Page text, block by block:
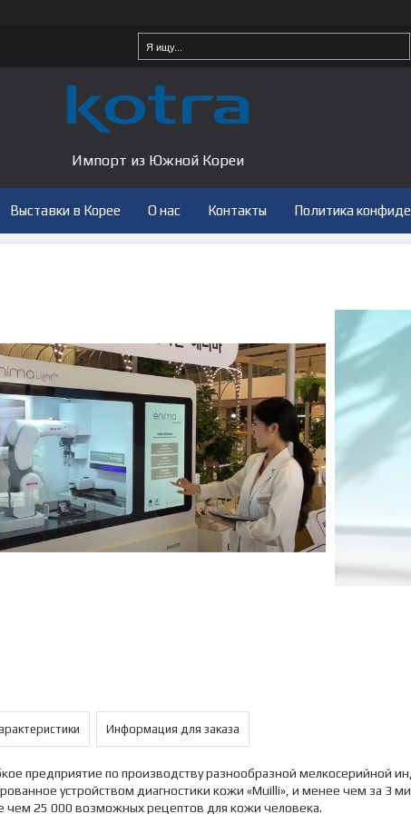
Импорт из Южной Кореи
Выставки в Корее О нас Контакты Политика
Информация для заказа
предприятие по производству разнообразной мелкосерийной
устройством диагностики кожи «Muilli», и менее чем за 3
чем 25 000 возможных рецептов для кожи человека.